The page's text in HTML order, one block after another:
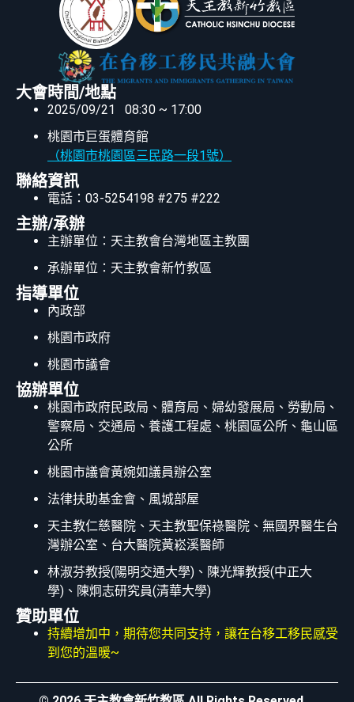
大會時間/地點
2025/09/21 08:30 ~ 17:00
桃園市巨蛋體育館
（桃園市桃園區三民路一段1號）
聯絡資訊
電話：03-5254198 #275 #222
主辦/承辦
主辦單位：天主教會台灣地區主教團
承辦單位：天主教會新竹教區
指導單位
內政部
桃園市政府
桃園市議會
協辦單位
桃園市政府民政局、體育局、婦幼發展局、勞動局、
警察局、交通局、養護工程處、桃園區公所、龜山區
公所
桃園市議會黃婉如議員辦公室
法律扶助基金會、風城部屋
天主教仁慈醫院、天主教聖保祿醫院、無國界醫生台
灣辦公室、台大醫院黃崧溪醫師
林淑芬教授(陽明交通大學)、陳光輝教授(中正大
學)、陳炯志研究員(清華大學)
贊助單位
持續增加中，期待您共同支持，讓在台移工移民感受
到您的溫暖~